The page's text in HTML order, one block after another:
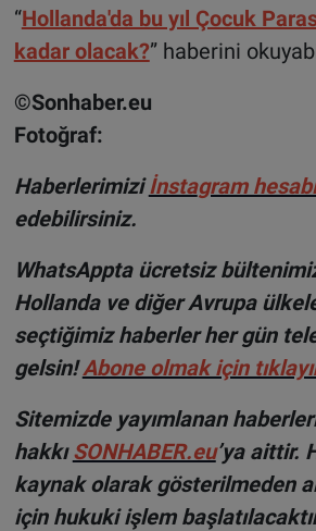
“Hollanda'da bu yıl Çocuk
kadar olacak?” haberini
©Sonhaber.eu
Fotoğraf:
Haberlerimizi İnstagram
edebilirsiniz.
WhatsAppta ücretsiz
Hollanda ve diğer Avrupa
seçtiğimiz haberler her gün
gelsin!Abone olmak için
Sitemizde yayımlanan
hakkıSONHABER.eu’ya aittir.
kaynak olarak gösterilmeden
için hukuki işlem